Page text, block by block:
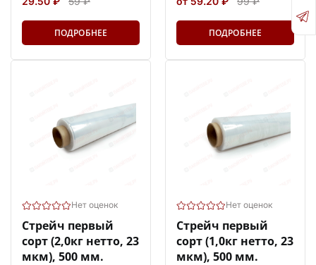
ПОДРОБНЕЕ ПОДРОБНЕЕ
Нет оценок
Стрейч первый
сорт (2,0кг нетто, 23
мкм), 500 мм.
Нет оценок
Стрейч первый
сорт (1,0кг нетто, 23
мкм), 500 мм.